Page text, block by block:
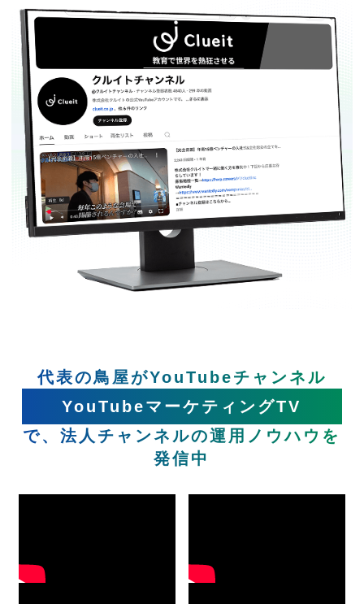
代表の鳥屋がYouTubeチャンネル
YouTubeマーケティングTV
で、法人チャンネルの運用ノウハウを
発信中